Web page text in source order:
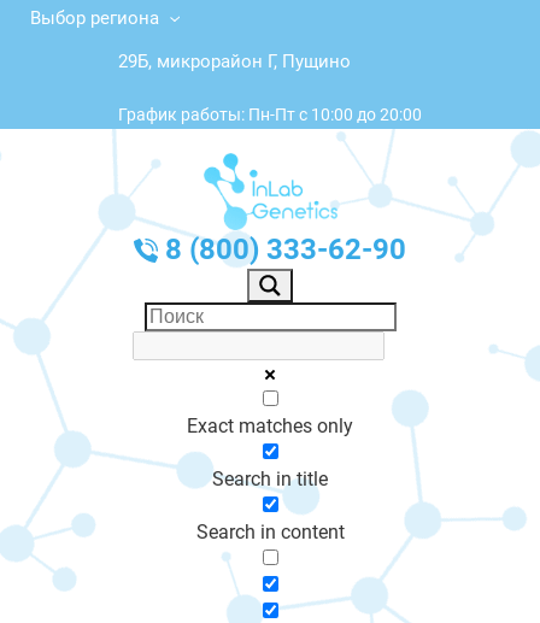
Выбор региона
29Б, микрорайон Г, Пущино
График работы: Пн-Пт с 10:00 до 20:00
8 (800) 333-62-90
Exact matches only
Search in title
Search in content